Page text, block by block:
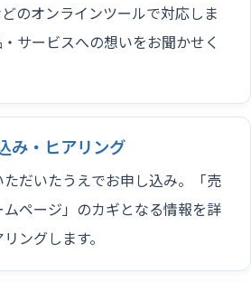
のオンラインツールで対応しま
サービスへの想いをお聞かせく
み・ヒアリング
ただいたうえでお申し込み。「売
ムページ」のカギとなる情報を詳
ングします。